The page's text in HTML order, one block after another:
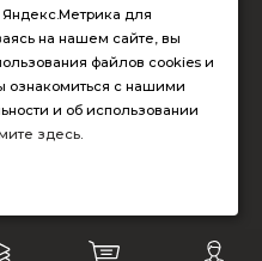
для
на нашем сайте, вы
файлов cookies и
ознакомиться с нашими
и об использовании
здесь.